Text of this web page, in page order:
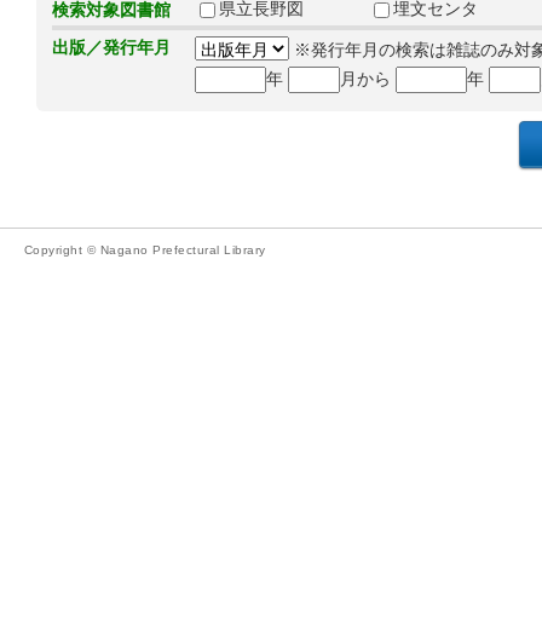
検索対象図書館 県立長野図
埋文センタ
出版／発行年月
※発行年月の検索は雑誌のみ対
年
月から 年
Copyright © Nagano Prefectural Library